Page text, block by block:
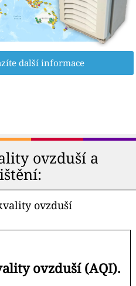
další informace
ovzduší a
ovzduší
ovzduší (AQI).